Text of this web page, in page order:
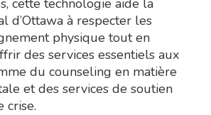
d’Ottawa à respecter les
physique tout en
des services essentiels aux
du counseling en matière
et des services de soutien
crise.